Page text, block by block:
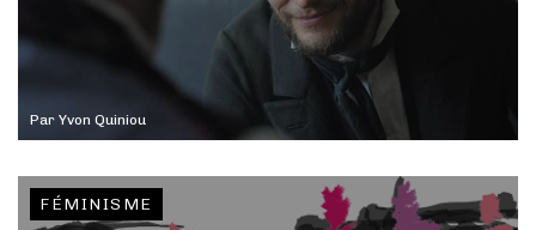
Par Yvon Quiniou
FÉMINISME